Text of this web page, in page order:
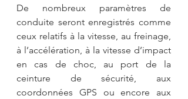
De nombreux paramètres de
conduite seront enregistrés comme
ceux relatifs à la vitesse, au freinage,
à l’accélération, à la vitesse d’impact
en cas de choc, au port de la
ceinture de sécurité, aux
coordonnées GPS ou encore aux